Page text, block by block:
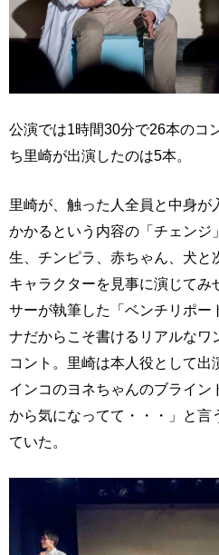
公演では1時間30分で26本のコ
ち里崎が出演したのは5本。
里崎が、触った人全員と中身が
かかるという内容の「チェンジ
生、チンピラ、赤ちゃん、犬と
キャラクターを見事に演じてみ
サーが執筆した「ベンチリポー
ナだからこそ書けるリアルなワ
コント。里崎は本人役として出
インコのヨネちゃんのブライン
から気になってて・・・」と言
ていた。